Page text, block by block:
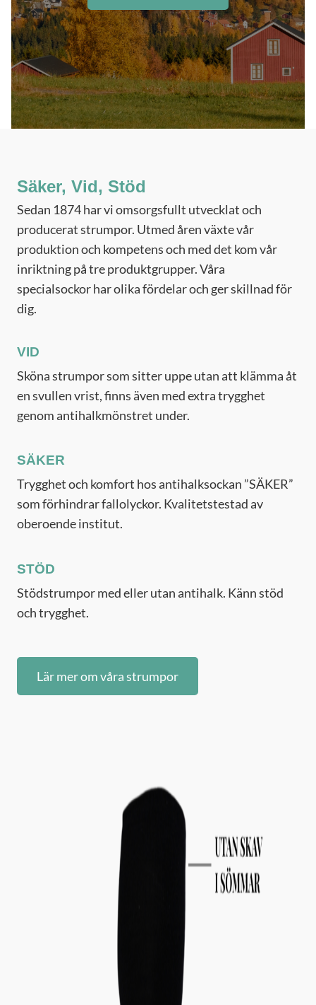
Säker, Vid, Stöd
Sedan 1874 har vi omsorgsfullt utvecklat och
producerat strumpor. Utmed åren växte vår
produktion och kompetens och med det kom vår
inriktning på tre produktgrupper. Våra
specialsockor har olika fördelar och ger skillnad för
dig.
VID
Sköna strumpor som sitter uppe utan att klämma åt
en svullen vrist, finns även med extra trygghet
genom antihalkmönstret under.
SÄKER
Trygghet och komfort hos antihalksockan ”SÄKER”
som förhindrar fallolyckor. Kvalitetstestad av
oberoende institut.
STÖD
Stödstrumpor med eller utan antihalk. Känn stöd
och trygghet.
Lär mer om våra strumpor